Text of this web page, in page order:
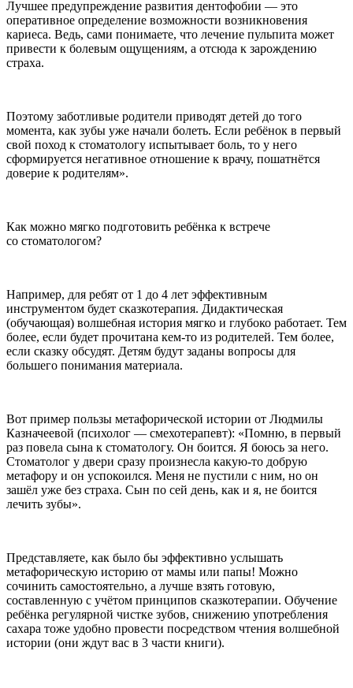
Лучшее предупреждение развития дентофобии — это
оперативное определение возможности возникновения
кариеса. Ведь, сами понимаете, что лечение пульпита может
привести к болевым ощущениям, а отсюда к зарождению
страха.
Поэтому заботливые родители приводят детей до того
момента, как зубы уже начали болеть. Если ребёнок в первый
свой поход к стоматологу испытывает боль, то у него
сформируется негативное отношение к врачу, пошатнётся
доверие к родителям».
Как можно мягко подготовить ребёнка к встрече
со стоматологом?
Например, для ребят от 1 до 4 лет эффективным
инструментом будет сказкотерапия. Дидактическая
(обучающая) волшебная история мягко и глубоко работает. Тем
более, если будет прочитана кем-то из родителей. Тем более,
если сказку обсудят. Детям будут заданы вопросы для
большего понимания материала.
Вот пример пользы метафорической истории от Людмилы
Казначеевой (психолог — смехотерапевт): «Помню, в первый
раз повела сына к стоматологу. Он боится. Я боюсь за него.
Стоматолог у двери сразу произнесла какую-то добрую
метафору и он успокоился. Меня не пустили с ним, но он
зашёл уже без страха. Сын по сей день, как и я, не боится
лечить зубы».
Представляете, как было бы эффективно услышать
метафорическую историю от мамы или папы! Можно
сочинить самостоятельно, а лучше взять готовую,
составленную с учётом принципов сказкотерапии. Обучение
ребёнка регулярной чистке зубов, снижению употребления
сахара тоже удобно провести посредством чтения волшебной
истории (они ждут вас в 3 части книги).